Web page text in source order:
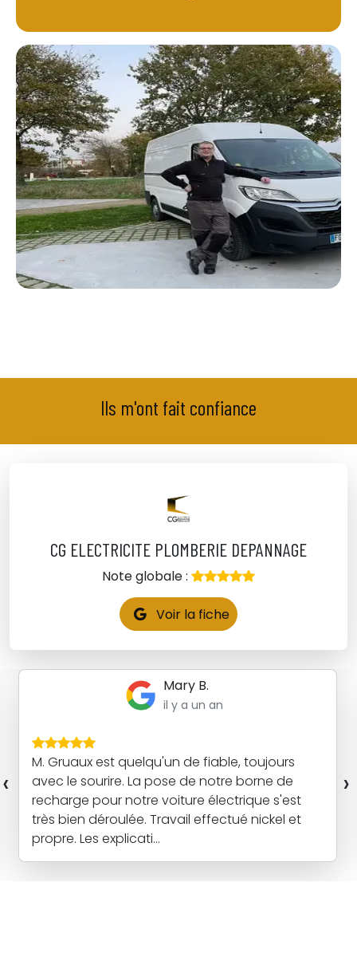
Ils m'ont fait confiance
CG ELECTRICITE PLOMBERIE DEPANNAGE
Note globale :
Voir la fiche
Mary B.
il y a un an
M. Gruaux est quelqu'un de fiable, toujours
avec le sourire. La pose de notre borne de
recharge pour notre voiture électrique s'est
très bien déroulée. Travail effectué nickel et
propre. Les explicati...
‹ ›